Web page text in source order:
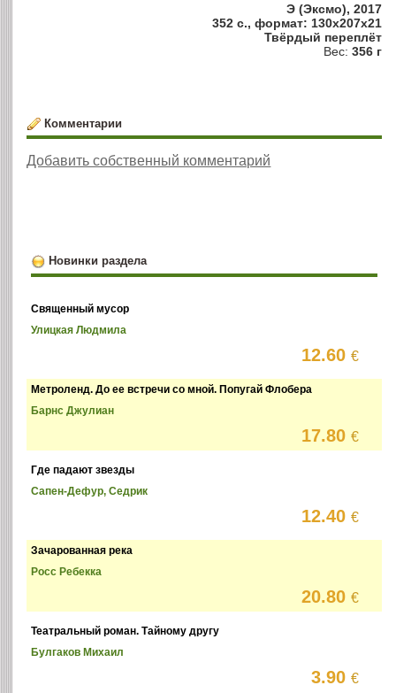
Э (Эксмо), 2017
352 с., формат: 130x207x21
Твёрдый переплёт
Вес: 356 г
Комментарии
Добавить собственный комментарий
Новинки раздела
Священный мусор
Улицкая Людмила
12.60€
Метроленд. До ее встречи со мной. Попугай Флобера
Барнс Джулиан
17.80€
Где падают звезды
Сапен-Дефур, Седрик
12.40€
Зачарованная река
Росс Ребекка
20.80€
Театральный роман. Тайному другу
Булгаков Михаил
3.90€